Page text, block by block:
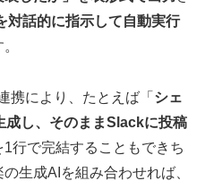
対話的に指示して自動実行
携により、たとえば「 シェ
成し、そのままSlackに投稿
1行で完結することもできち
生成AIを組み合わせれば、